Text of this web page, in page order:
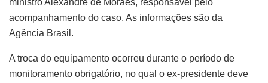
acompanhamento do caso. As informações são da
Agência Brasil.
A troca do equipamento ocorreu durante o período de
monitoramento obrigatório, no qual o ex-presidente deve